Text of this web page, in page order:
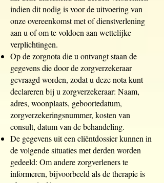
indien dit nodig is voor de uitvoering van
onze overeenkomst met of dienstverlening
aan u of om te voldoen aan wettelijke
verplichtingen.
Op de zorgnota die u ontvangt staan de
gegevens die door de zorgverzekeraar
gevraagd worden, zodat u deze nota kunt
declareren bij u zorgverzekeraar: Naam,
adres, woonplaats, geboortedatum,
zorgverzekeringsnummer, kosten van
consult, datum van de behandeling.
De gegevens uit een cliëntdossier kunnen in
de volgende situaties met derden worden
gedeeld: Om andere zorgverleners te
informeren, bijvoorbeeld als de therapie is